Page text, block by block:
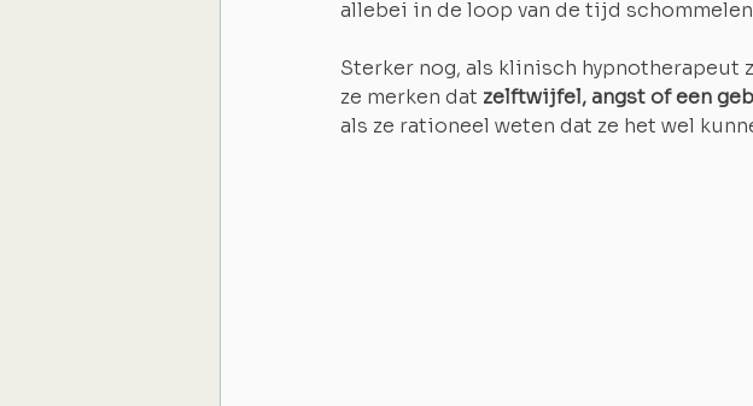
allebei in de loop van de tijd
Sterker nog, als klinisch hypnotherapeut
ze merken dat zelftwijfel, angst of een
als ze rationeel weten dat ze het wel